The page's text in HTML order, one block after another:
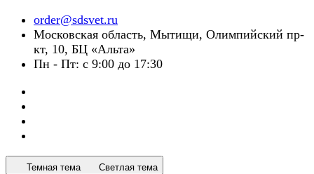
order@sdsvet.ru
Московская область, Мытищи, Олимпийский пр-
кт, 10, БЦ «Альта»
Пн - Пт: с 9:00 до 17:30
Темная тема Светлая тема